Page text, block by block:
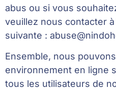
abus ou si vous
veuillez nous contacter à
suivante :
Ensemble, nous
environnement en ligne
tous les utilisateurs de